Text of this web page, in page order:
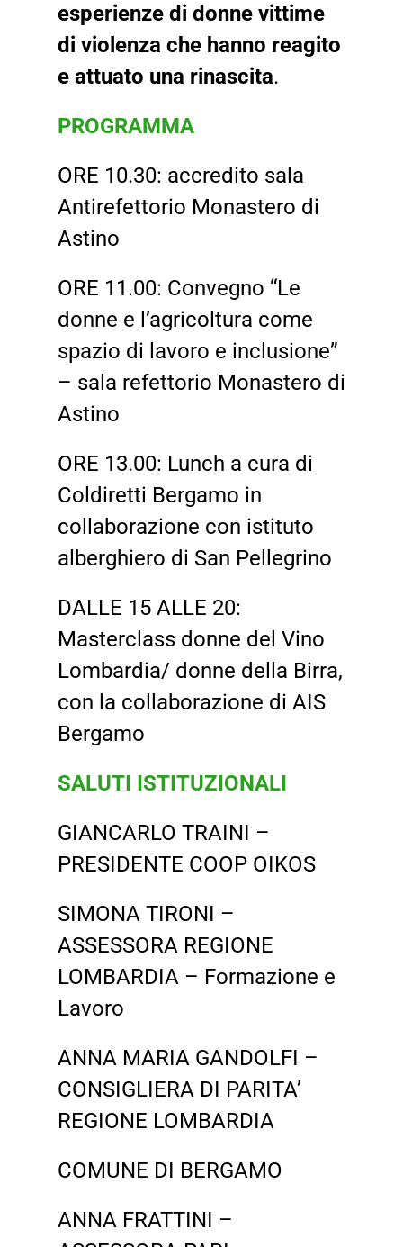
esperienze di donne vittime
di violenza che hanno reagito
e attuato una rinascita.
PROGRAMMA
ORE 10.30: accredito sala
Antirefettorio Monastero di
Astino
ORE 11.00: Convegno “Le
donne e l’agricoltura come
spazio di lavoro e inclusione”
– sala refettorio Monastero di
Astino
ORE 13.00: Lunch a cura di
Coldiretti Bergamo in
collaborazione con istituto
alberghiero di San Pellegrino
DALLE 15 ALLE 20:
Masterclass donne del Vino
Lombardia/ donne della Birra,
con la collaborazione di AIS
Bergamo
SALUTI ISTITUZIONALI
GIANCARLO TRAINI –
PRESIDENTE COOP OIKOS
SIMONA TIRONI –
ASSESSORA REGIONE
LOMBARDIA – Formazione e
Lavoro
ANNA MARIA GANDOLFI –
CONSIGLIERA DI PARITA’
REGIONE LOMBARDIA
COMUNE DI BERGAMO
ANNA FRATTINI –